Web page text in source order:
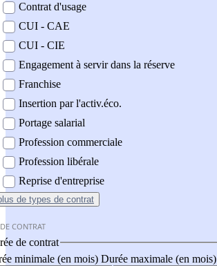
Contrat d'usage
CUI - CAE
CUI - CIE
Engagement à servir dans la réserve
Franchise
Insertion par l'activ.éco.
Portage salarial
Profession commerciale
Profession libérale
Reprise d'entreprise
de types de contrat
CONTRAT
de contrat
minimale (en mois) Durée maximale (en mois)